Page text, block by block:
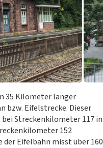
35 Kilometer langer
bzw. Eifelstrecke. Dieser
Streckenkilometer 117 in
152
der Eifelbahn misst über 160